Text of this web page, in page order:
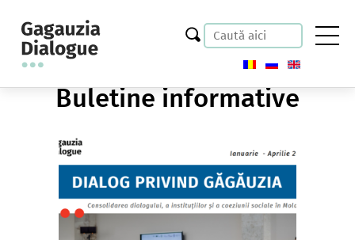
Buletine informative